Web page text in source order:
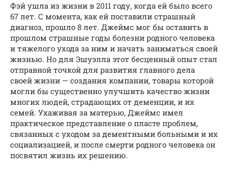
Фэй ушла из жизни в 2011 году, когда ей было всего
67 лет. С момента, как ей поставили страшный
диагноз, прошло 8 лет. Джеймс мог бы оставить в
прошлом страшные годы болезни родного человека
и тяжелого ухода за ним и начать заниматься своей
жизнью. Но для Эшуэлла этот бесценный опыт стал
отправной точкой для развития главного дела
своей жизни — создания компании, товары которой
могли бы существенно улучшить качество жизни
многих людей, страдающих от деменции, и их
семей. Ухаживая за матерью, Джеймс имел
практическое представление о пласте проблем,
связанных с уходом за дементными больными и их
социализацией, и после смерти родного человека он
посвятил жизнь их решению.